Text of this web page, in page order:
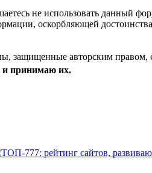
не использовать данный
оскорбляющей
защищенные авторским
и принимаю их.